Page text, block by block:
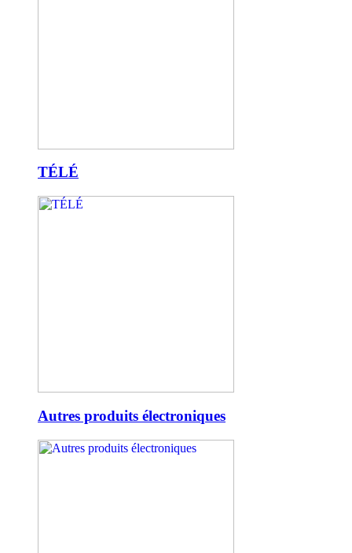
TÉLÉ
Autres produits électroniques